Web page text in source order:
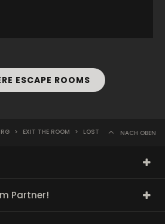
ESCAPE ROOMS
> EXIT THE ROOM > LOST NACH OBEN
Partner!